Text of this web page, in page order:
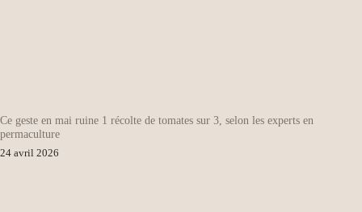
Ce geste en mai ruine 1 récolte de tomates sur 3, selon les experts en
permaculture
24 avril 2026